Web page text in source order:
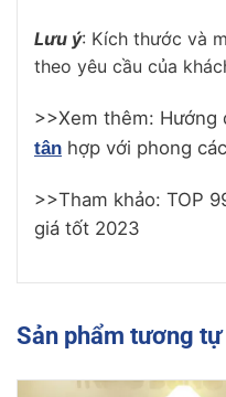
Lưu ý: Kích thước và
theo yêu cầu của
>>Xem thêm: Hướng
tân hợp với phong
>>Tham khảo: TOP
giá tốt 2023
Sản phẩm tương tự